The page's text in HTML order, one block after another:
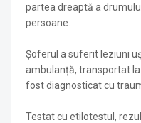
partea dreaptă a
persoane.
Șoferul a suferit leziuni
ambulanță, transportat
fost diagnosticat cu
Testat cu etilotestul,